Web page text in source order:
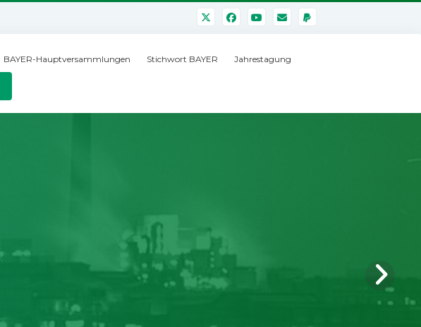
BAYER-Hauptversammlungen Stichwort BAYER Jahrestagung